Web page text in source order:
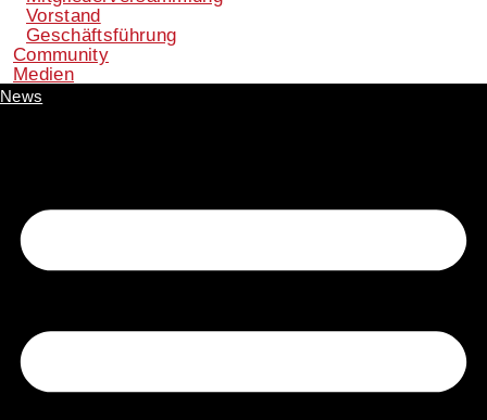
Vorstand
Geschäftsführung
Community
Medien
News